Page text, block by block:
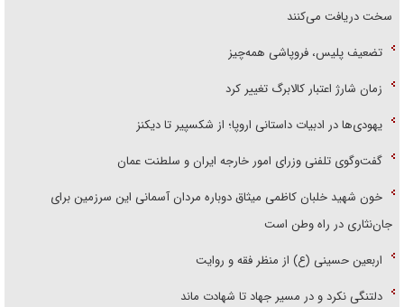
سخت دریافت می‌کنند
تضعیف پلیس، فروپاشی همه‌چیز
زمان شارژ اعتبار کالابرگ تغییر کرد
یهودی‌ها در ادبیات داستانی اروپا؛ از شکسپیر تا دیکنز
گفت‌وگوی تلفنی وزرای امور خارجه ایران و سلطنت عمان
خون شهید خلبان کاظمی میثاق دوباره مردان آسمانی این سرزمین برای
جان‌نثاری در راه وطن است
اربعین حسینی (ع) از منظر فقه و روایت
دلتنگی نکرد و در مسیر جهاد تا شهادت ماند